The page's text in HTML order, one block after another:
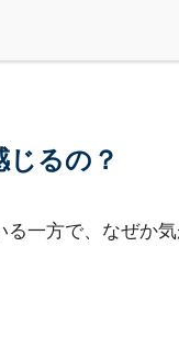
じるの？
る一方で、なぜか